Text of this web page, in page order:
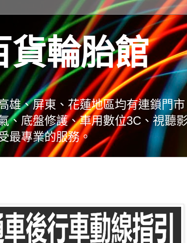
貨輪胎館
雄、屏東、花蓮地區均有連鎖門
、底盤修護、車用數位3C、視聽
最專業的服務。